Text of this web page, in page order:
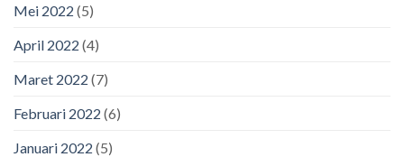
Mei 2022 (5)
April 2022 (4)
Maret 2022 (7)
Februari 2022 (6)
Januari 2022 (5)